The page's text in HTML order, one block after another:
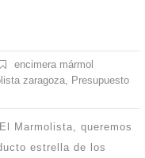
encimera mármol
zaragoza, Presupuesto
Marmolista, queremos
estrella de los